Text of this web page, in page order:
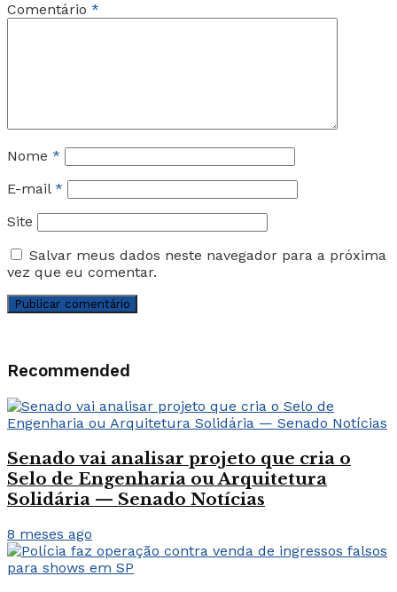
Comentário *
Nome *
E-mail *
Site
Salvar meus dados neste navegador para a próxima
vez que eu comentar.
Recommended
Senado vai analisar projeto que cria o
Selo de Engenharia ou Arquitetura
Solidária — Senado Notícias
8 meses ago